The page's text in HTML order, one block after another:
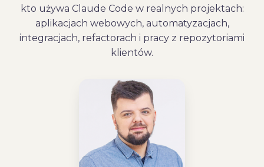
kto używa Claude Code w realnych projektach:
aplikacjach webowych, automatyzacjach,
integracjach, refactorach i pracy z repozytoriami
klientów.